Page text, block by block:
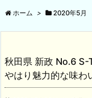
ホーム > 2020年5月
秋田県 新政 No.6
やはり魅力的な味わ